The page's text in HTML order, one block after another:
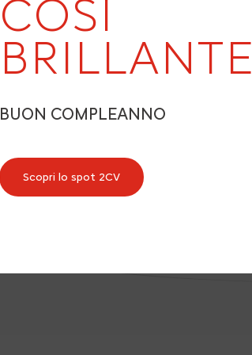
COSÌ
BRILLANTE
BUON COMPLEANNO
Scopri lo spot 2CV